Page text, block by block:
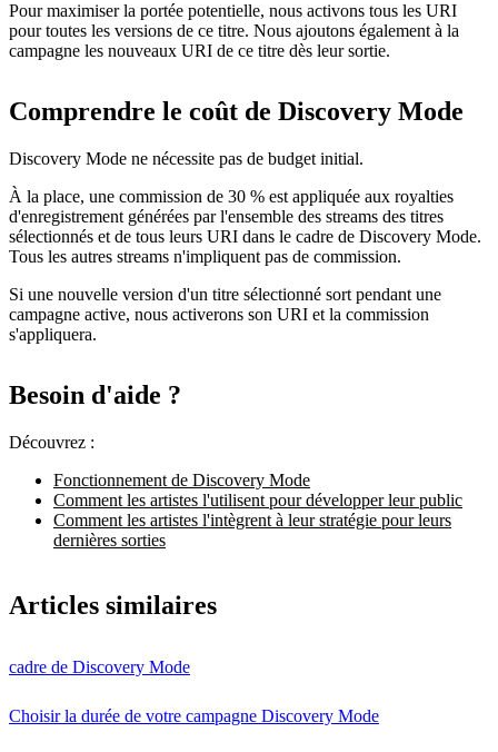
Pour maximiser la portée potentielle, nous activons tous les URI
pour toutes les versions de ce titre. Nous ajoutons également à la
campagne les nouveaux URI de ce titre dès leur sortie.
Comprendre le coût de Discovery Mode
Discovery Mode ne nécessite pas de budget initial.
À la place, une commission de 30 % est appliquée aux royalties
d'enregistrement générées par l'ensemble des streams des titres
sélectionnés et de tous leurs URI dans le cadre de Discovery Mode.
Tous les autres streams n'impliquent pas de commission.
Si une nouvelle version d'un titre sélectionné sort pendant une
campagne active, nous activerons son URI et la commission
s'appliquera.
Besoin d'aide ?
Découvrez :
Fonctionnement de Discovery Mode
Comment les artistes l'utilisent pour développer leur public
Comment les artistes l'intègrent à leur stratégie pour leurs
dernières sorties
Articles similaires
cadre de Discovery Mode
Choisir la durée de votre campagne Discovery Mode